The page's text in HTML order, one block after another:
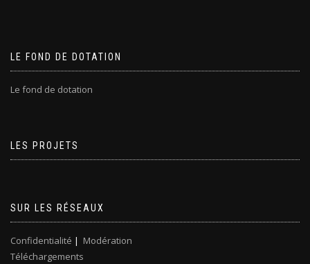
LE FOND DE DOTATION
Le fond de dotation
LES PROJETS
SUR LES RÉSEAUX
Confidentialité | Modération
Téléchargements